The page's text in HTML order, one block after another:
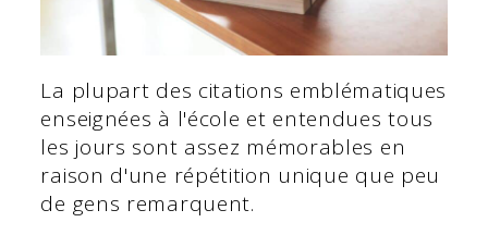
La plupart des citations emblématiques
enseignées à l'école et entendues tous
les jours sont assez mémorables en
raison d'une répétition unique que peu
de gens remarquent.